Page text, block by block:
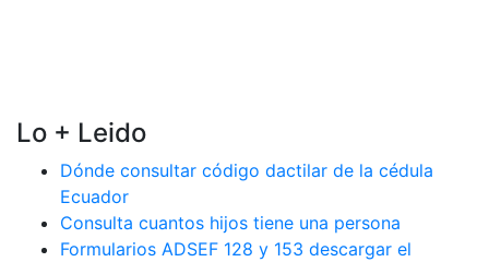
Lo + Leido
Dónde consultar código dactilar de la cédula
Ecuador
Consulta cuantos hijos tiene una persona
Formularios ADSEF 128 y 153 descargar el